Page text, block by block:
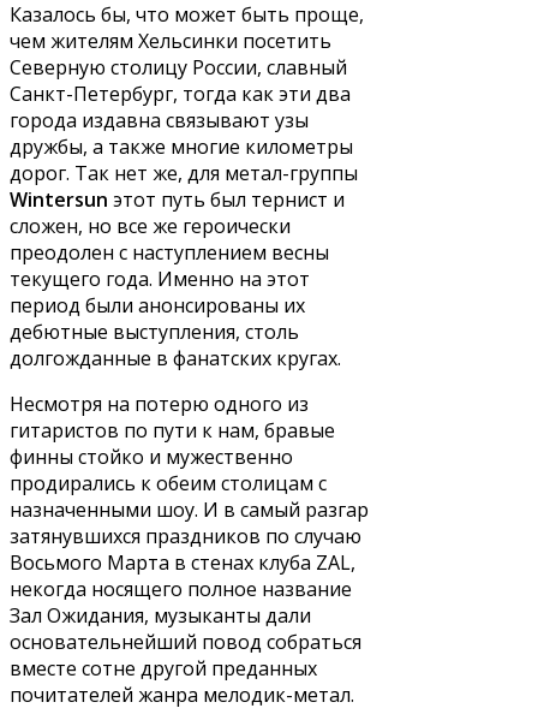
Казалось бы, что может быть проще,
чем жителям Хельсинки посетить
Северную столицу России, славный
Санкт-Петербург, тогда как эти два
города издавна связывают узы
дружбы, а также многие километры
дорог. Так нет же, для метал-группы
Wintersun этот путь был тернист и
сложен, но все же героически
преодолен с наступлением весны
текущего года. Именно на этот
период были анонсированы их
дебютные выступления, столь
долгожданные в фанатских кругах.
Несмотря на потерю одного из
гитаристов по пути к нам, бравые
финны стойко и мужественно
продирались к обеим столицам с
назначенными шоу. И в самый разгар
затянувшихся праздников по случаю
Восьмого Марта в стенах клуба ZAL,
некогда носящего полное название
Зал Ожидания, музыканты дали
основательнейший повод собраться
вместе сотне другой преданных
почитателей жанра мелодик-метал.